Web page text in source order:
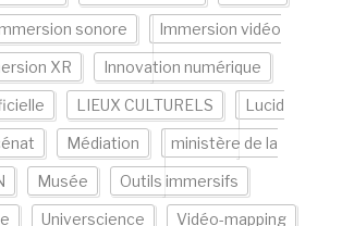
sonore Immersion vidéo
XR Innovation numérique
LIEUX CULTURELS Lucid
Médiation ministère de la
Musée Outils immersifs
Universcience Vidéo-mapping